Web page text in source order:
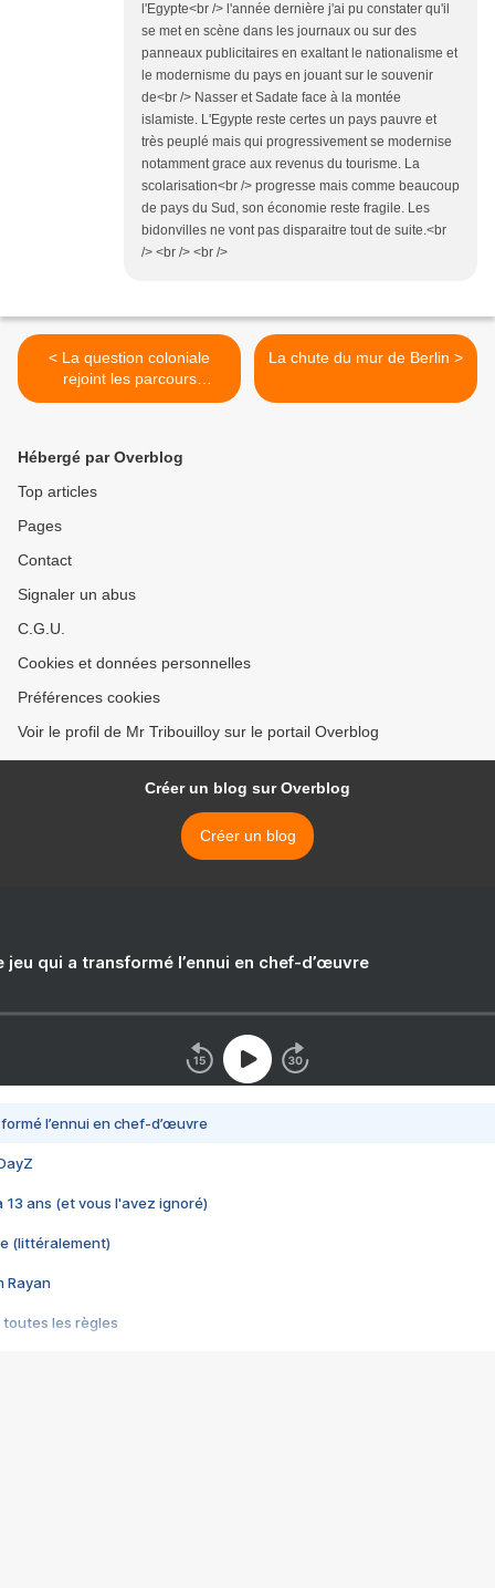
l'Egypte<br /> l'année dernière j'ai pu constater qu'il
se met en scène dans les journaux ou sur des
panneaux publicitaires en exaltant le nationalisme et
le modernisme du pays en jouant sur le souvenir
de<br /> Nasser et Sadate face à la montée
islamiste. L'Egypte reste certes un pays pauvre et
très peuplé mais qui progressivement se modernise
notamment grace aux revenus du tourisme. La
scolarisation<br /> progresse mais comme beaucoup
de pays du Sud, son économie reste fragile. Les
bidonvilles ne vont pas disparaitre tout de suite.<br
/> <br /> <br />
< La question coloniale
rejoint les parcours
thématiques
La chute du mur de Berlin >
Hébergé par Overblog
Top articles
Pages
Contact
Signaler un abus
C.G.U.
Cookies et données personnelles
Préférences cookies
Voir le profil de Mr Tribouilloy sur le portail Overblog
Créer un blog sur Overblog
Créer un blog
jeu qui a transformé l’ennui en chef-d’œuvre
l’ennui en chef-d’œuvre
13 ans (et vous l'avez ignoré)
(littéralement)
Rayan
toutes les règles